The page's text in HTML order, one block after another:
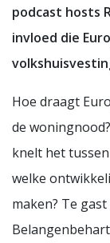
podcast hosts
invloed die
Hoe draagt
de
knelt het
welke
maken? Te